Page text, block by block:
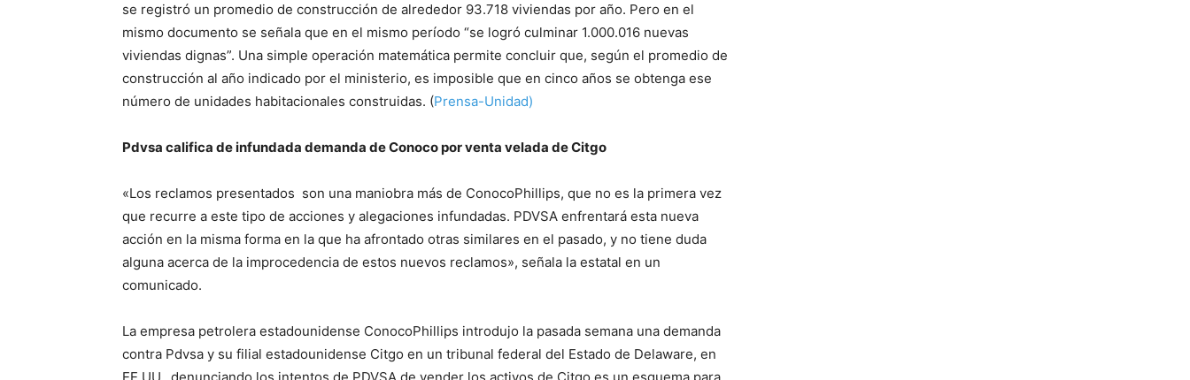
se registró un promedio de construcción de alrededor 93.718 viviendas por año. Pero en el
mismo documento se señala que en el mismo período “se logró culminar 1.000.016 nuevas
viviendas dignas”. Una simple operación matemática permite concluir que, según el promedio de
construcción al año indicado por el ministerio, es imposible que en cinco años se obtenga ese
número de unidades habitacionales construidas. (Prensa-Unidad)
Pdvsa califica de infundada demanda de Conoco por venta velada de Citgo
«Los reclamos presentados son una maniobra más de ConocoPhillips, que no es la primera vez
que recurre a este tipo de acciones y alegaciones infundadas. PDVSA enfrentará esta nueva
acción en la misma forma en la que ha afrontado otras similares en el pasado, y no tiene duda
alguna acerca de la improcedencia de estos nuevos reclamos», señala la estatal en un
comunicado.
La empresa petrolera estadounidense ConocoPhillips introdujo la pasada semana una demanda
contra Pdvsa y su filial estadounidense Citgo en un tribunal federal del Estado de Delaware, en